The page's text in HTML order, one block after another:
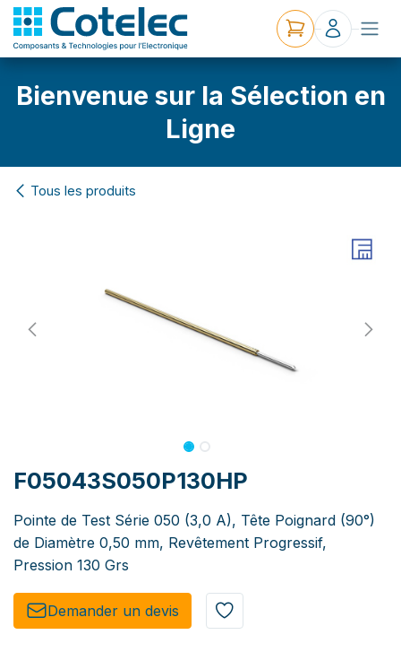
Bienvenue sur la Sélection en
Ligne
Tous les produits
F05043S050P130HP
Pointe de Test Série 050 (3,0 A), Tête Poignard (90°)
de Diamètre 0,50 mm, Revêtement Progressif,
Pression 130 Grs
Demander un de​​vis​​